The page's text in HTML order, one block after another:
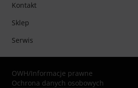
Kontakt
Sklep
Serwis
OWH/Informacje prawne
Ochrona danych osobowych